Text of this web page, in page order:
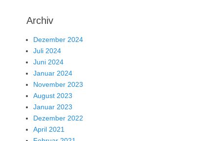
Archiv
Dezember 2024
Juli 2024
Juni 2024
Januar 2024
November 2023
August 2023
Januar 2023
Dezember 2022
April 2021